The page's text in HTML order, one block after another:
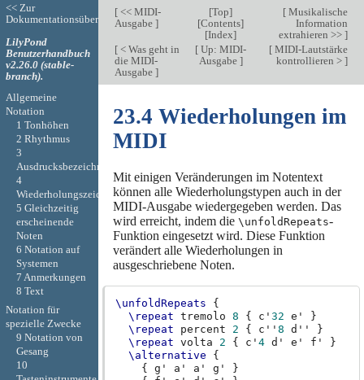
[<< MIDI-
Ausgabe ]
[Top]
[Contents]
[Index]
[Musikalische
Information
extrahieren >> ]
[< Was geht in
die MIDI-
Ausgabe ]
[ Up: MIDI-
Ausgabe ]
[MIDI-Lautstärke
kontrollieren > ]
23.4 Wiederholungen im
MIDI
Mit einigen Veränderungen im Notentext
können alle Wiederholungstypen auch in der
MIDI-Ausgabe wiedergegeben werden. Das
wird erreicht, indem die \unfoldRepeats-
Funktion eingesetzt wird. Diese Funktion
verändert alle Wiederholungen in
ausgeschriebene Noten.
\unfoldRepeats
{
\repeat tremolo 8 { c' 32 e'
}
\repeat
percent 2 { c'' 8 d''
}
\repeat volta 2 { c' 4 d' e' f'
}
\alternative
{
{
g' a' a' g'
}
<< Zur
Dokumentationsübersicht
LilyPond
Benutzerhandbuch
v2.26.0 (stable-
branch).
Allgemeine
Notation
1 Tonhöhen
2 Rhythmus
3
Ausdrucksbezeichnungen
4
Wiederholungszeichen
5 Gleichzeitig
erscheinende
Noten
6 Notation auf
Systemen
7 Anmerkungen
8 Text
Notation für
spezielle Zwecke
9 Notation von
Gesang
10